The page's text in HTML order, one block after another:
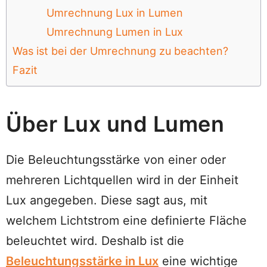
Umrechnung Lux in Lumen
Umrechnung Lumen in Lux
Was ist bei der Umrechnung zu beachten?
Fazit
Über Lux und Lumen
Die Beleuchtungsstärke von einer oder
mehreren Lichtquellen wird in der Einheit
Lux angegeben. Diese sagt aus, mit
welchem Lichtstrom eine definierte Fläche
beleuchtet wird. Deshalb ist die
Beleuchtungsstärke in Lux eine wichtige